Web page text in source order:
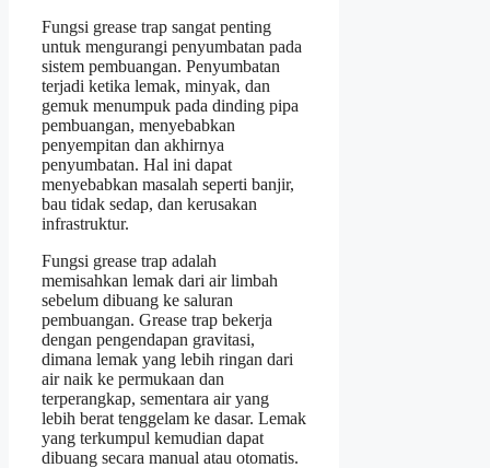
Fungsi grease trap sangat penting
untuk mengurangi penyumbatan pada
sistem pembuangan. Penyumbatan
terjadi ketika lemak, minyak, dan
gemuk menumpuk pada dinding pipa
pembuangan, menyebabkan
penyempitan dan akhirnya
penyumbatan. Hal ini dapat
menyebabkan masalah seperti banjir,
bau tidak sedap, dan kerusakan
infrastruktur.
Fungsi grease trap adalah
memisahkan lemak dari air limbah
sebelum dibuang ke saluran
pembuangan. Grease trap bekerja
dengan pengendapan gravitasi,
dimana lemak yang lebih ringan dari
air naik ke permukaan dan
terperangkap, sementara air yang
lebih berat tenggelam ke dasar. Lemak
yang terkumpul kemudian dapat
dibuang secara manual atau otomatis.